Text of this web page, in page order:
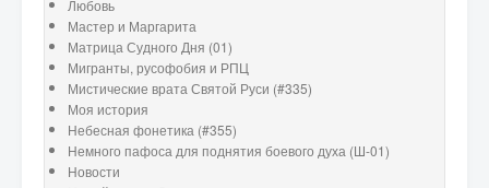
Любовь
Мастер и Маргарита
Матрица Судного Дня (01)
Мигранты, русофобия и РПЦ
Мистические врата Святой Руси (#335)
Моя история
Небесная фонетика (#355)
Немного пафоса для поднятия боевого духа (Ш-01)
Новости